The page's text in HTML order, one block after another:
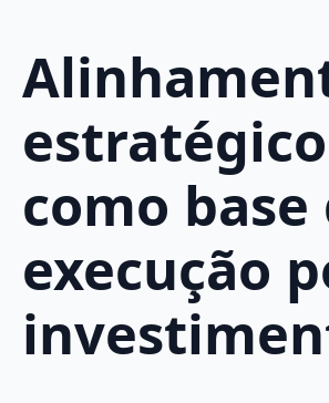
estratégico
como base
execução